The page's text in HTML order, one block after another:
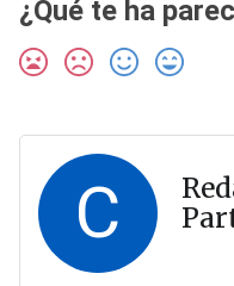
¿Qué te ha
C